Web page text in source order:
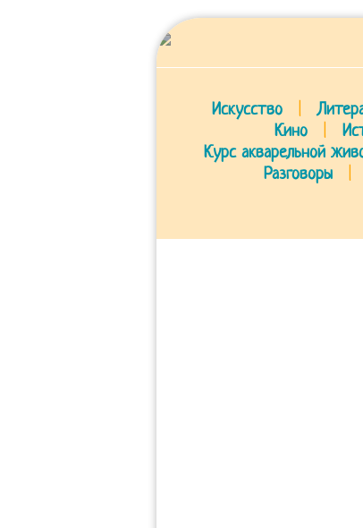
Искусство
Кино
Курс акварельной
Разговоры